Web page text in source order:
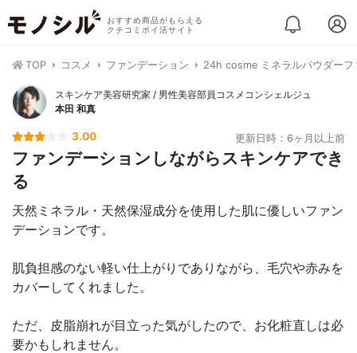
おすすめ商品がもらえる
クチコミポイ活サイト
TOP コスメ ファンデーション 24h cosme ミネラルパウダーフ
スキンケア美容研究家 / 男性美容部員コスメコンシェルジュ
本田 和真
3.00 更新日時：6ヶ月以上前
ファンデーションしながらスキンケアでき
る
天然ミネラル・天然保湿成分を使用した肌に優しいファン
デーションです。
肌負担感のない軽い仕上がりでありながら、毛穴や赤みを
カバーしてくれました。
ただ、皮脂崩れが目立った気がしたので、お化粧直しは必
要かもしれません。